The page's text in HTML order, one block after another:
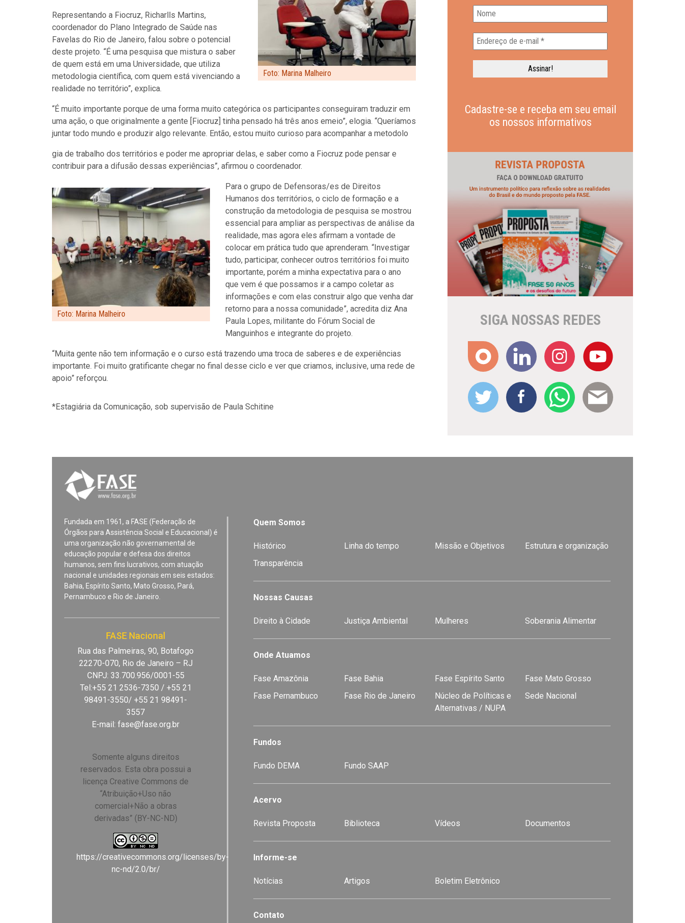
Foto: Marina Malheiro
Representando a Fiocruz, Richarlls Martins,
coordenador do Plano Integrado de Saúde nas
Favelas do Rio de Janeiro, falou sobre o potencial
deste projeto. “É uma pesquisa que mistura o saber
de quem está em uma Universidade, que utiliza
metodologia científica, com quem está vivenciando a
realidade no território”, explica.
“É muito importante porque de uma forma muito categórica os participantes conseguiram traduzir em
uma ação, o que originalmente a gente [Fiocruz] tinha pensado há três anos emeio”, elogia. “Queríamos
juntar todo mundo e produzir algo relevante. Então, estou muito curioso para acompanhar a metodolo
gia de trabalho dos territórios e poder me apropriar delas, e saber como a Fiocruz pode pensar e
contribuir para a difusão dessas experiências”, afirmou o coordenador.
Foto: Marina Malheiro
Para o grupo de Defensoras/es de Direitos
Humanos dos territórios, o ciclo de formação e a
construção da metodologia de pesquisa se mostrou
essencial para ampliar as perspectivas de análise da
realidade, mas agora eles afirmam a vontade de
colocar em prática tudo que aprenderam. “Investigar
tudo, participar, conhecer outros territórios foi muito
importante, porém a minha expectativa para o ano
que vem é que possamos ir a campo coletar as
informações e com elas construir algo que venha dar
retorno para a nossa comunidade”, acredita diz Ana
Paula Lopes, militante do Fórum Social de
Manguinhos e integrante do projeto.
“Muita gente não tem informação e o curso está trazendo uma troca de saberes e de experiências
importante. Foi muito gratificante chegar no final desse ciclo e ver que criamos, inclusive, uma rede de
apoio” reforçou.
*Estagiária da Comunicação, sob supervisão de Paula Schitine
Cadastre-se e receba em seu email
os nossos informativos
SIGA NOSSAS REDES
Fundada em 1961, a FASE (Federação de
Órgãos para Assistência Social e Educacional) é
uma organização não governamental de
educação popular e defesa dos direitos
humanos, sem fins lucrativos, com atuação
nacional e unidades regionais em seis estados:
Bahia, Espírito Santo, Mato Grosso, Pará,
Pernambuco e Rio de Janeiro.
FASE Nacional
Rua das Palmeiras, 90, Botafogo
22270-070, Rio de Janeiro – RJ
CNPJ: 33.700.956/0001-55
Tel:+55 21 2536-7350 / +55 21
98491-3550/ +55 21 98491-
3557
E-mail:fase@fase.org.br
Somente alguns direitos
reservados. Esta obra possui a
licença Creative Commons de
“Atribuição+Uso não
comercial+Não a obras
derivadas” (BY-NC-ND)
https://creativecommons.org/licenses/by-
nc-nd/2.0/br/
Quem Somos
Histórico Linha do tempo Missão e Objetivos
Estrutura e organização
Transparência
Nossas Causas
Direito à Cidade Justiça Ambiental Mulheres Soberania Alimentar
Onde Atuamos
Fase Amazônia Fase Bahia Fase Espírito Santo
Fase Mato Grosso
Fase Pernambuco
Fase Rio de Janeiro
Núcleo de Políticas e
Alternativas / NUPA
Sede Nacional
Fundos
Fundo DEMA Fundo SAAP
Acervo
Revista Proposta Biblioteca Vídeos Documentos
Informe-se
Notícias Artigos Boletim Eletrônico
Contato